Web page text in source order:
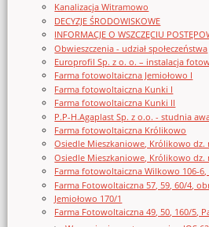
Kanalizacja Witramowo
DECYZJE ŚRODOWISKOWE
INFORMACJE O WSZCZĘCIU
Obwieszczenia - udział społeczeństwa
Europrofil Sp. z o. o. – instalacja
Farma fotowoltaiczna Jemiołowo I
Farma fotowoltaiczna Kunki I
Farma fotowoltaiczna Kunki II
P.P-H.Agaplast Sp. z o.o. - studnia
Farma fotowoltaiczna Królikowo
Osiedle Mieszkaniowe, Królikowo dz.
Osiedle Mieszkaniowe, Królikowo dz.
Farma fotowoltaiczna Wilkowo 106-6,
Farma Fotowoltaiczna 57, 59, 60/4,
Jemiołowo 170/1
Farma Fotowoltaiczna 49, 50, 160/5,